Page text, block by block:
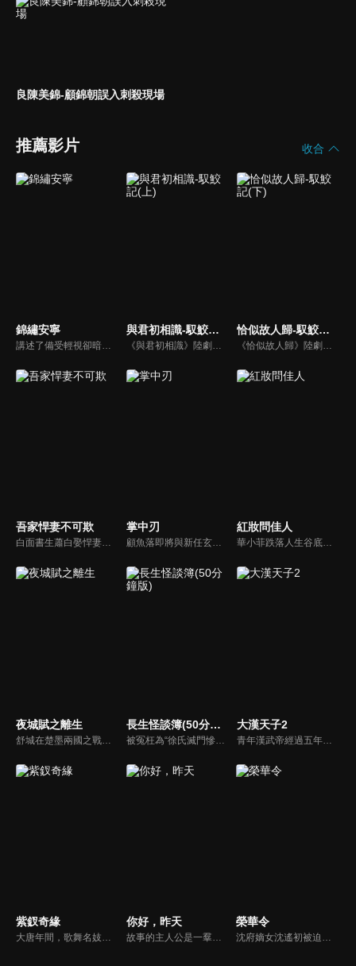
良陳美錦-顧錦朝誤入刺殺現場
推薦影片 收合
錦繡安寧
講述了備受輕視卻暗藏文韜武略之才的“卑微庶子”羅慎遠與一心尋求獨立的“千金嫡女”羅宜寧從相互利用到相依相偎，攜手經歷波折，最終成功破局、執子之手相伴餘生的故事。
與君初相識-馭鮫記(上)
《與君初相識》陸劇線上看。《馭鮫記》上部。東海鮫人長意（任嘉倫）在海上救了遭遇危險的順德仙姬，善良的長意將其送回時，卻反遭暗算囚禁在萬花谷。萬花谷護法兼御靈師紀雲禾（迪麗熱巴）為了自由決定爭取馴服長意的機會，在馴服過程中產生情愫。二人一仙一妖的愛戀，能否衝破束縛？
恰似故人歸-馭鮫記(下)
《恰似故人歸》陸劇線上看。《馭鮫記》的下部。長意（任嘉倫）將紀雲禾（迪麗熱巴）囚禁在自己身邊。為化解萬花谷與北淵的恩怨，雲禾散盡最後的靈力，用生命救下寒霜發作的所有萬花谷御靈師。仙師與順德仙姬（郭曉婷）為一己私慾，意圖毀滅世間，長意與雲禾共同肩負起責任…
吾家悍妻不可欺
白面書生蕭白娶悍妻徐三娘，誰知她是失憶女將軍，他是隱姓世子爺。假夫妻變真戰友，組百姓軍抗倭寇，鬥權宦，夫妻聯手揭陰謀，救孤寡，在亂世中為百姓打下一座俠義之城。
掌中刃
顧魚落即將與新任玄機閣閣主顧朝夕成婚之際，顧朝夕遭人暗殺了。為穩定局勢，魚落得找個人來假扮顧朝夕。而太子殷晝為避禍調查潛入顧家，假扮顧朝夕。殷晝人前溫柔繾綣，人後殺伐果斷，卻發現魚落的夫君竟正是當年他失蹤的大哥。各自懷揣秘密的二人從針鋒相對到互生情愫，最終心意相通。
紅妝問佳人
華小菲跌落人生谷底、負債昏迷，夢中穿越繁華都城創業，結識守衛軍首領徐子齊與商會會長房離恨。皇后命徐子齊暗查官商勾結、哄抬物價案，真相直指商會。華小菲憑誠信經營崛起，與徐子齊呈上帳本揭露罪行，惡人伏法，最終成就傳奇女商人並喜結連理。
夜城賦之離生 長生怪談簿(50分鐘版)
被冤枉為“徐氏滅門慘案”兇手的主人公在多年後深陷倖存者的複仇圈套，成功說服其共同對抗真兇，並找出真相的故事。整個故事發生在一個荒山客棧，眾人鬥智斗勇，一步步揭開每個人的秘密，還原案件本來面目。
大漢天子2
青年漢武帝經過五年執政，平息後宮勢力、抗拒外患入侵、粉碎政變陰謀，坐穩了皇帝寶座，正是開展雄才大略之時。能臣汲黯受到賞識，並引薦另一位奇才主父偃，漢武帝視其張固再世，委以重任。國力強盛使漢武帝屢屢北伐外族，只是規模巨大的戰爭使漢室逐漸捉襟見肘，諸侯勢力蠢蠢欲動。
紫釵奇緣
大唐年間，歌舞名妓霍小玉、風流俠客納蘭東、書香才子李益和巾幗紅顏盧靖瀾為首的風騷人物，彼此錯綜複雜的命運與感情糾葛。一場指腹為婚的誤會，造成浪漫卻無果的錯點鴛鴦，他們在階級差異與強權壓迫中勇於追求真愛，在宮廷權謀與世俗現實的拉扯中身不由己地被推向命運的叉路...
你好，昨天
故事的主人公是一羣生活在小吉街上的少男少女，在那個還沒有被淘寶、微博、朋友圈支配的年代，他們有健力寶、大富翁、魂鬥羅，有一羣坦誠相待的小夥伴，嬉笑打鬧奔跑追逐，有福同享有難同當，一起經歷着短暫又美好的青春時光，然後各自悄悄長大。
榮華令
沈府嫡女沈遙初被迫嫁與“已故”將軍黎靖川，卻發現他竟假死歸來。母親含冤慘死後，她誓要查明真相，與黎靖川從互相利用到並肩為盟。兩人攜手於深宅內院中鬥主母、破陰謀、查命案，最終聯手揭開了府內多年的陰謀，也在一次次並肩中收穫了真正的感情...